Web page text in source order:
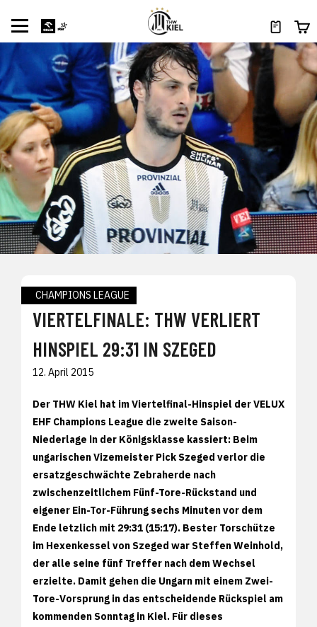
CHAMPIONS LEAGUE
VIERTELFINALE: THW VERLIERT
HINSPIEL 29:31 IN SZEGED
12. April 2015
Der THW Kiel hat im Viertelfinal-Hinspiel der VELUX
EHF Champions League die zweite Saison-
Niederlage in der Königsklasse kassiert: Beim
ungarischen Vizemeister Pick Szeged verlor die
ersatzgeschwächte Zebraherde nach
zwischenzeitlichem Fünf-Tore-Rückstand und
eigener Ein-Tor-Führung sechs Minuten vor dem
Ende letzlich mit 29:31 (15:17). Bester Torschütze
im Hexenkessel von Szeged war Steffen Weinhold,
der alle seine fünf Treffer nach dem Wechsel
erzielte. Damit gehen die Ungarn mit einem Zwei-
Tore-Vorsprung in das entscheidende Rückspiel am
kommenden Sonntag in Kiel. Für dieses